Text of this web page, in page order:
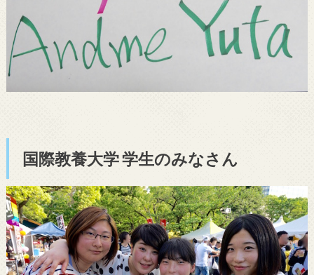
国際教養大学 学生のみなさん